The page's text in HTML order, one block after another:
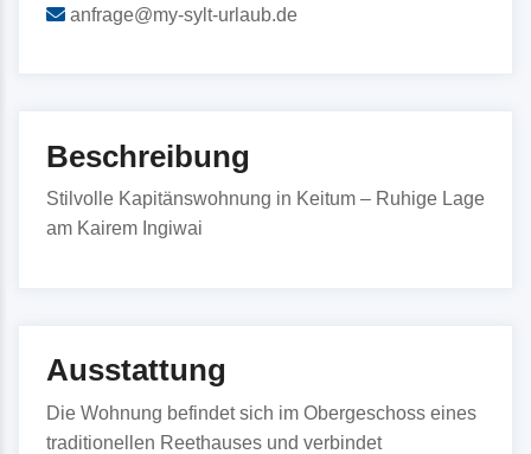
anfrage@my-sylt-urlaub.de
Beschreibung
Stilvolle Kapitänswohnung in Keitum – Ruhige Lage
am Kairem Ingiwai
Ausstattung
Die Wohnung befindet sich im Obergeschoss eines
traditionellen Reethauses und verbindet